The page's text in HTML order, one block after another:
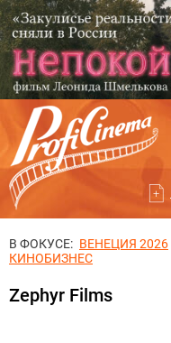
В ФОКУСЕ: ВЕНЕЦИЯ 2026
КИНОБИЗНЕС
Zephyr Films